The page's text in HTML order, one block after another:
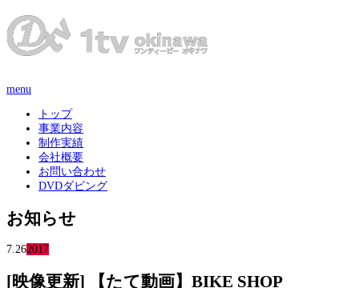
menu
トップ
事業内容
制作実績
会社概要
お問い合わせ
DVDダビング
お知らせ
7.262017
[映像更新] 【たて動画】BIKE SHOP